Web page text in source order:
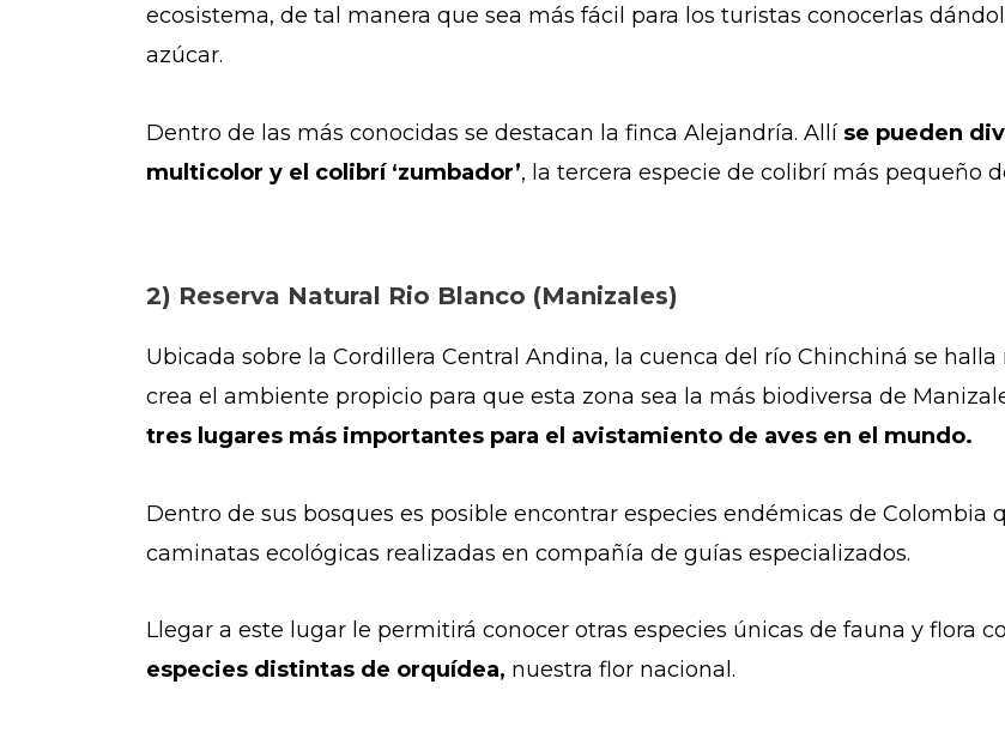
ecosistema, de tal manera que sea más fácil para los turistas conocerlas
azúcar.
Dentro de las más conocidas se destacan la finca Alejandría. Allí se pueden
multicolor y el colibrí ‘zumbador’, la tercera especie de colibrí más pequeño
2) Reserva Natural Rio Blanco (Manizales)
Ubicada sobre la Cordillera Central Andina, la cuenca del río Chinchiná se
crea el ambiente propicio para que esta zona sea la más biodiversa de
tres lugares más importantes para el avistamiento de aves en el mundo.
Dentro de sus bosques es posible encontrar especies endémicas de Colombia
caminatas ecológicas realizadas en compañía de guías especializados.
Llegar a este lugar le permitirá conocer otras especies únicas de fauna y flora
especies distintas de orquídea, nuestra flor nacional.